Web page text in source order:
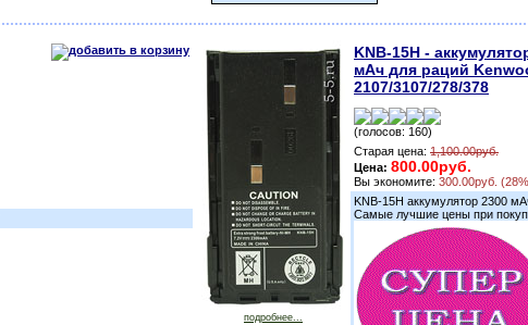
подробнее...
KNB-15H -
мАч для раций
2107/3107/278/378
(голосов: 160)
Старая цена: 1,100.00руб.
Цена: 800.00руб.
Вы экономите: 300.00руб.
KNB-15H аккумулятор 2300
Самые лучшие цены при